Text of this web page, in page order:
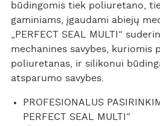
būdingomis tiek poliuretano,
gaminiams, įgaudami abiejų
„PERFECT SEAL MULTI“
mechanines savybes, kuriomis
poliuretanas, ir silikonui
atsparumo savybes.
PROFESIONALUS
PERFECT SEAL MULTI“